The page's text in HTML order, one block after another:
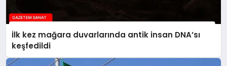
İlk kez mağara duvarlarında antik insan DNA’sı
keşfedildi